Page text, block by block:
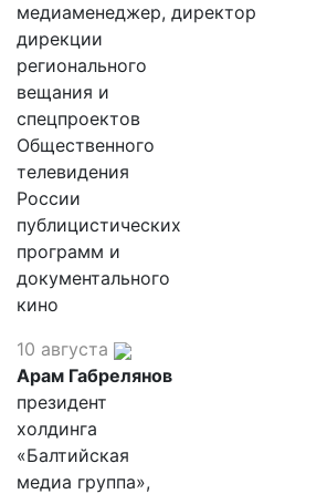
медиаменеджер, директор
дирекции
регионального
вещания и
спецпроектов
Общественного
телевидения
России
публицистических
программ и
документального
кино
10 августа
Арам Габрелянов
президент
холдинга
«Балтийская
медиа группа»,